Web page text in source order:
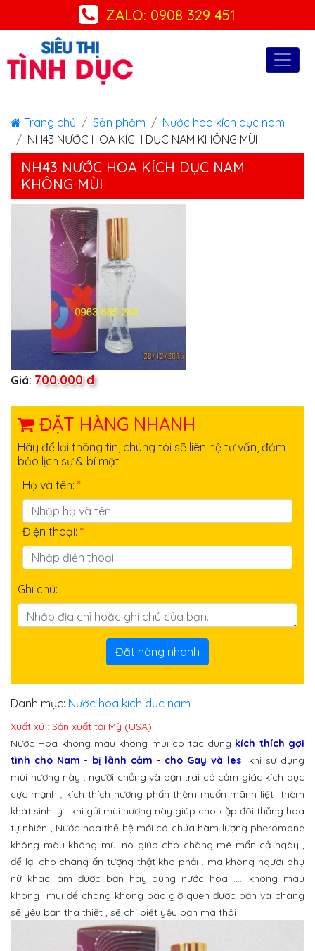
ZALO: 0908 329 451
Trang chủ Sản phẩm
Nước hoa kích dục nam
NH43 NƯỚC HOA KÍCH DỤC NAM KHÔNG MÙI
NH43 NƯỚC HOA KÍCH DỤC NAM
KHÔNG MÙI
Giá: 700.000 đ
ĐẶT HÀNG NHANH
Hãy để lại thông tin, chúng tôi sẽ liên hệ tư vấn, đảm
bảo lịch sự & bí mật
Họ và tên: *
Điện thoại: *
Ghi chú:
Đặt hàng nhanh
Danh mục: Nước hoa kích dục nam
Xuất xứ : Sản xuất tại Mỹ (USA)
Nước Hoa không màu không mùi có tác dụng kích thích gợi
tình cho Nam - bị lãnh cảm - cho Gay và les
khi sử dụng
mùi hương này . người chồng và bạn trai có cảm giác kích dục
cực mạnh , kích thích hương phấn thèm muốn mãnh liệt thèm
khát sinh lý . khi gửi mùi hương này giúp cho cặp đôi thăng hoa
tự nhiên , Nước hoa thế hệ mới có chứa hàm lượng pheromone
không màu không mùi nó giúp cho chàng mê mẩn cả ngày ,
để lại cho chàng ấn tượng thật khó phải . mà không người phụ
nữ khác làm được bạn hãy dùng nước hoa ..... không màu
không mùi để chàng không bao giờ quên được bạn và chàng
sẽ yêu bạn tha thiết , sẽ chỉ biết yêu bạn mà thôi .